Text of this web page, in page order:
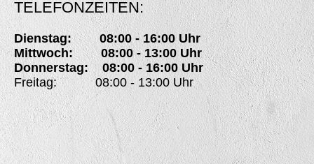
TELEFONZEITEN:
Dienstag: 08:00 - 16:00 Uhr
Mittwoch: 08:00 - 13:00 Uhr
Donnerstag: 08:00 - 16:00 Uhr
Freitag: 08:00 - 13:00 Uhr